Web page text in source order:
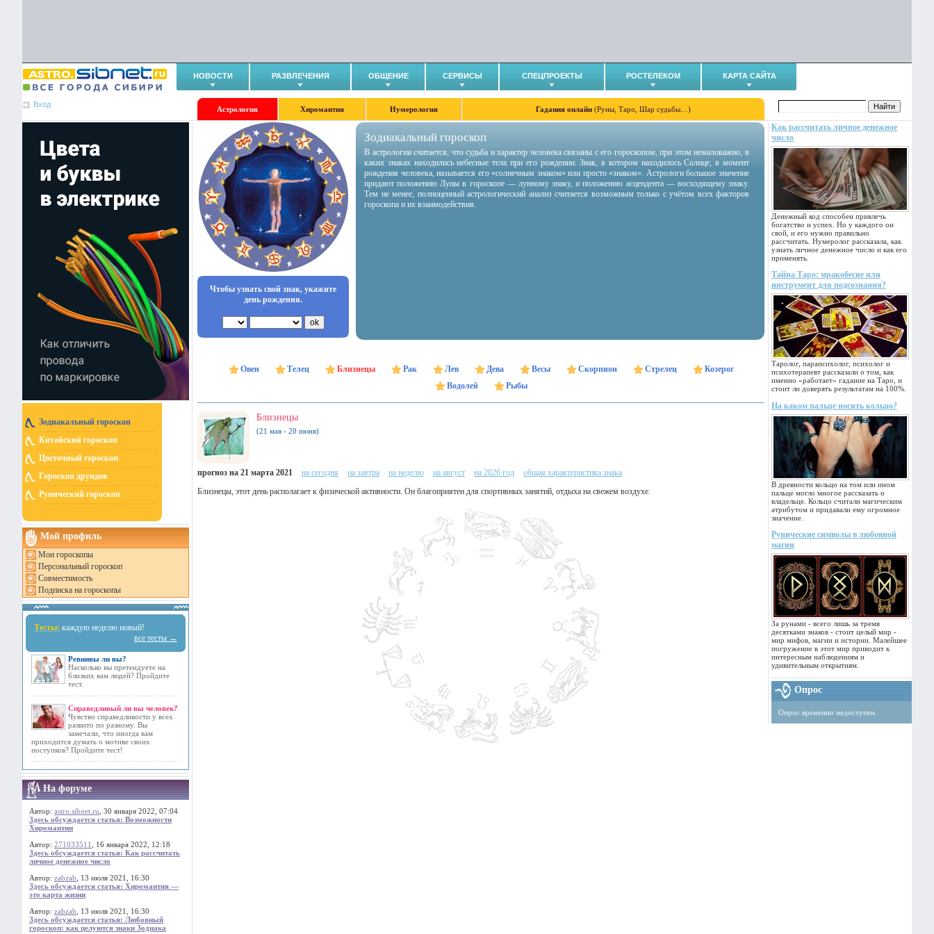
НОВОСТИ РАЗВЛЕЧЕНИЯ ОБЩЕНИЕ СЕРВИСЫ СПЕЦПРОЕКТЫ РОСТЕЛЕКОМ КАРТА САЙТА
Вход
Астрология Хиромантия Нумерология Гадания онлайн (Руны, Таро, Шар судьбы…)
Зодиакальный гороскоп
Китайский гороскоп
Цветочный гороскоп
Гороскоп друидов
Рунический гороскоп
Мой профиль
Мои гороскопы
Персональный гороскоп
Совместимость
Подписка на гороскопы
Тесты: каждую неделю новый!
все тесты →
Ревнивы ли вы?
Насколько вы претендуете на
близких вам людей? Пройдите
тест.
Справедливый ли вы человек?
Чувство справедливости у всех
развито по разному. Вы
замечали, что иногда вам
приходится думать о мотиве своих
поступков? Пройдите тест!
На форуме
Автор: astro.sibnet.ru , 30 января 2022, 07:04
Здесь обсуждается статья: Возможности
Хиромантии
Автор: 271033511
, 16 января 2022, 12:18
Здесь обсуждается статья: Как рассчитать
личное денежное число
Автор: zabzab , 13 июля 2021, 16:30
Здесь обсуждается статья: Хиромантия —
это карта жизни
Автор: zabzab , 13 июля 2021, 16:30
Здесь обсуждается статья: Любовный
гороскоп: как целуются знаки Зодиака
Как рассчитать личное денежное
число
Денежный код способен привлечь
богатство и успех. Но у каждого он
свой, и его нужно правильно
рассчитать. Нумеролог рассказала, как
узнать личное денежное число и как его
применять.
Тайна Таро: мракобесие или
инструмент для подсознания?
Таролог, парапсихолог, психолог и
психотерапевт рассказали о том, как
именно «работает» гадание на Таро, и
стоит ли доверять результатам на 100%.
На каком пальце носить кольцо?
В древности кольцо на том или ином
пальце могло многое рассказать о
владельце. Кольцо считали магическим
атрибутом и придавали ему огромное
значение.
Рунические символы в любовной
магии
За рунами - всего лишь за тремя
десятками знаков - стоит целый мир -
мир мифов, магии и истории. Малейшее
погружение в этот мир приводит к
интересным наблюдениям и
удивительным открытиям.
Опрос
Опрос временно недоступен.
Чтобы узнать свой знак, укажите
день рождения.
Зодиакальный гороскоп
В астрологии считается, что судьба и характер человека связаны с его гороскопом, при этом немаловажно, в
каких знаках находились небесные тела при его рождении. Знак, в котором находилось Солнце, в момент
рождения человека, называется его «солнечным знаком» или просто «знаком». Астрологи большое значение
придают положению Луны в гороскопе — лунному знаку, и положению асцендента — восходящему знаку.
Тем не менее, полноценный астрологический анализ считается возможным только с учётом всех факторов
гороскопа и их взаимодействия.
Овен Телец Близнецы Рак Лев Дева Весы Скорпион Стрелец
Козерог
Водолей
Рыбы
Близнецы
(21 мая - 20 июня)
прогноз на 21 марта 2021 на сегодня на завтра на неделю на август на 2026 год
общая характеристика знака
Близнецы, этот день располагает к физической активности. Он благоприятен для спортивных занятий, отдыха на свежем воздухе.